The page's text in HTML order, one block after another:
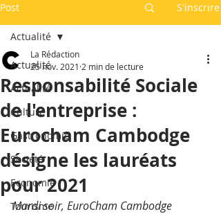
Post S'inscrire
Actualité
Actualité
Culture
Gastronomie
Société
Economie
Tourisme
Actualité
Responsabilité Sociale
de l'entreprise :
Eurocham Cambodge
désigne les lauréats
pour 2021
La Rédaction
25 nov. 2021 2 min de lecture
Mardi soir, EuroCham Cambodge